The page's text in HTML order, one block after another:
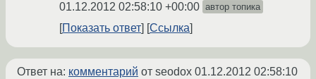
01.12.2012 02:58:10 +00:00 автор топика
Показать ответ Ссылка
Ответ на: комментарий от seodox 01.12.2012 02:58:10